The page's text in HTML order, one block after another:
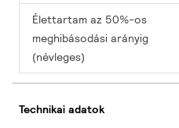
Élettartam az 50%-os
meghibásodási arányig
(névleges)
Technikai adatok